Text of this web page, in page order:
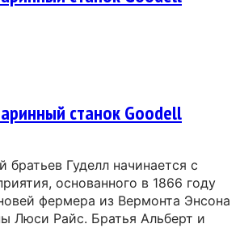
станок Goodell
братьев Гуделл начинается с
основанного в 1866 году
фермера из Вермонта Энсона
Люси Райс. Братья Альберт и